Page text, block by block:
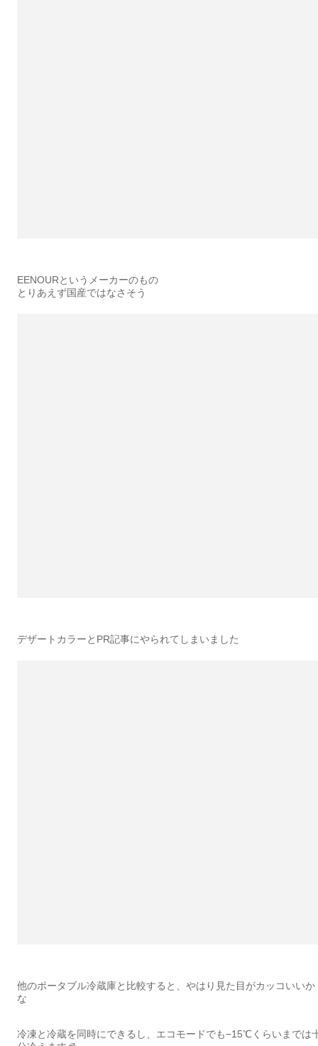
EENOURというメーカーのもの
とりあえず国産ではなさそう
デザートカラーとPR記事にやられてしまいました
他のポータブル冷蔵庫と比較すると、やはり見た目がカッコいいか
な
冷凍と冷蔵を同時にできるし、エコモードでも−15℃くらいまでは